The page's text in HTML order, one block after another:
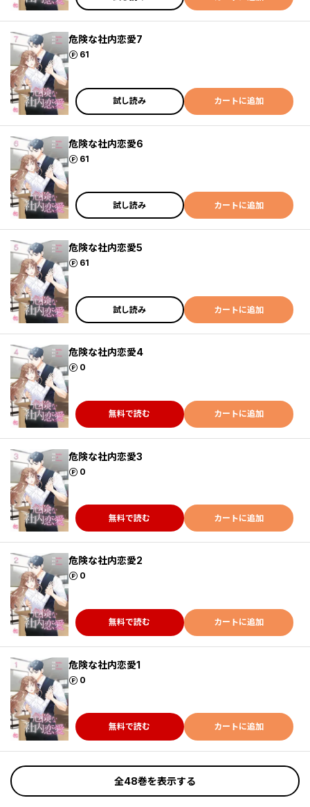
危険な社内恋愛7
61
ポイント
試し読み カートに追加
危険な社内恋愛6
61
ポイント
試し読み カートに追加
危険な社内恋愛5
61
ポイント
試し読み カートに追加
危険な社内恋愛4
0
ポイント
無料で読む カートに追加
危険な社内恋愛3
0
ポイント
無料で読む カートに追加
危険な社内恋愛2
0
ポイント
無料で読む カートに追加
危険な社内恋愛1
0
ポイント
無料で読む カートに追加
全48巻を表示する